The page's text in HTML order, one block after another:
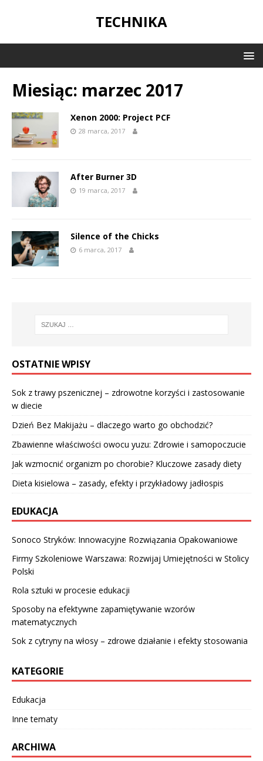
TECHNIKA
Miesiąc: marzec 2017
Xenon 2000: Project PCF
28 marca, 2017
After Burner 3D
19 marca, 2017
Silence of the Chicks
6 marca, 2017
OSTATNIE WPISY
Sok z trawy pszenicznej – zdrowotne korzyści i zastosowanie
w diecie
Dzień Bez Makijażu – dlaczego warto go obchodzić?
Zbawienne właściwości owocu yuzu: Zdrowie i samopoczucie
Jak wzmocnić organizm po chorobie? Kluczowe zasady diety
Dieta kisielowa – zasady, efekty i przykładowy jadłospis
EDUKACJA
Sonoco Stryków: Innowacyjne Rozwiązania Opakowaniowe
Firmy Szkoleniowe Warszawa: Rozwijaj Umiejętności w Stolicy
Polski
Rola sztuki w procesie edukacji
Sposoby na efektywne zapamiętywanie wzorów
matematycznych
Sok z cytryny na włosy – zdrowe działanie i efekty stosowania
KATEGORIE
Edukacja
Inne tematy
ARCHIWA